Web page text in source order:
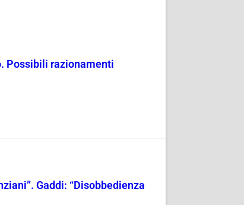
Possibili razionamenti
Gaddi: “Disobbedienza